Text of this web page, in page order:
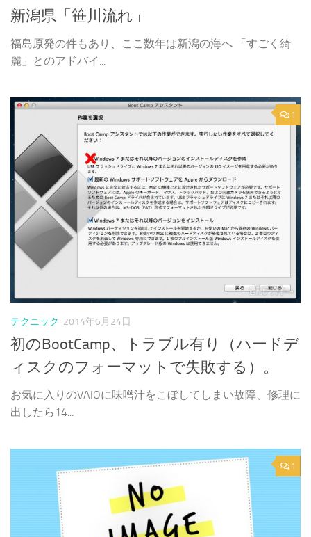
新潟県「笹川流れ」
福島原発の件もあり、ここ数年は新潟の海へ 「すごく綺
麗」とのアドバイ...
1
テクニック 2014年6月24日
初のBootCamp、トラブル有り（ハードデ
ィスクのフォーマットで失敗する）。
お気に入りのVAIOに味噌汁をこぼしてしまい故障、修理に
出したら14...
1